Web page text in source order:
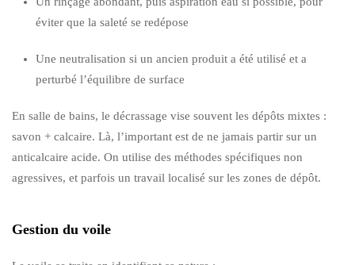
éviter que la saleté se redépose
Une neutralisation si un ancien produit a été utilisé et a
perturbé l’équilibre de surface
En salle de bains, le décrassage vise souvent les dépôts mixtes :
savon + calcaire. Là, l’important est de ne jamais partir sur un
anticalcaire acide. On utilise des méthodes spécifiques non
agressives, et parfois un travail localisé sur les zones de dépôt.
Gestion du voile